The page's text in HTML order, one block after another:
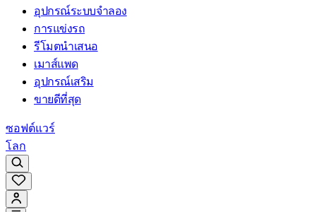
อุปกรณ์ระบบจำลอง
การแข่งรถ
รีโมตนำเสนอ
เมาส์แพด
อุปกรณ์เสริม
ขายดีที่สุด
ซอฟต์แวร์
โลก